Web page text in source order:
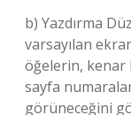
b) Yazdırma
varsayılan
öğelerin, kenar
sayfa
görüneceğini